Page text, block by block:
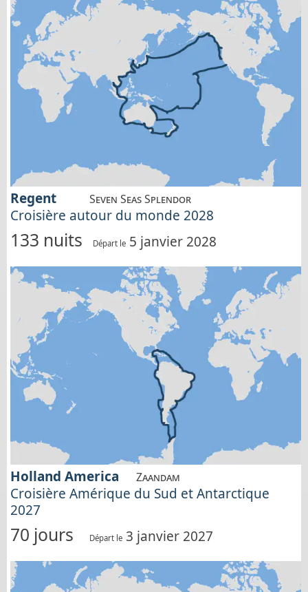
Regent Seven Seas Splendor
Croisière autour du monde 2028
133 nuits Départ le 5 janvier 2028
Holland America Zaandam
Croisière Amérique du Sud et Antarctique
2027
70 jours Départ le 3 janvier 2027